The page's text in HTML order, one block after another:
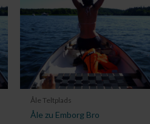
Åle Teltplads
Åle zu Emborg Bro